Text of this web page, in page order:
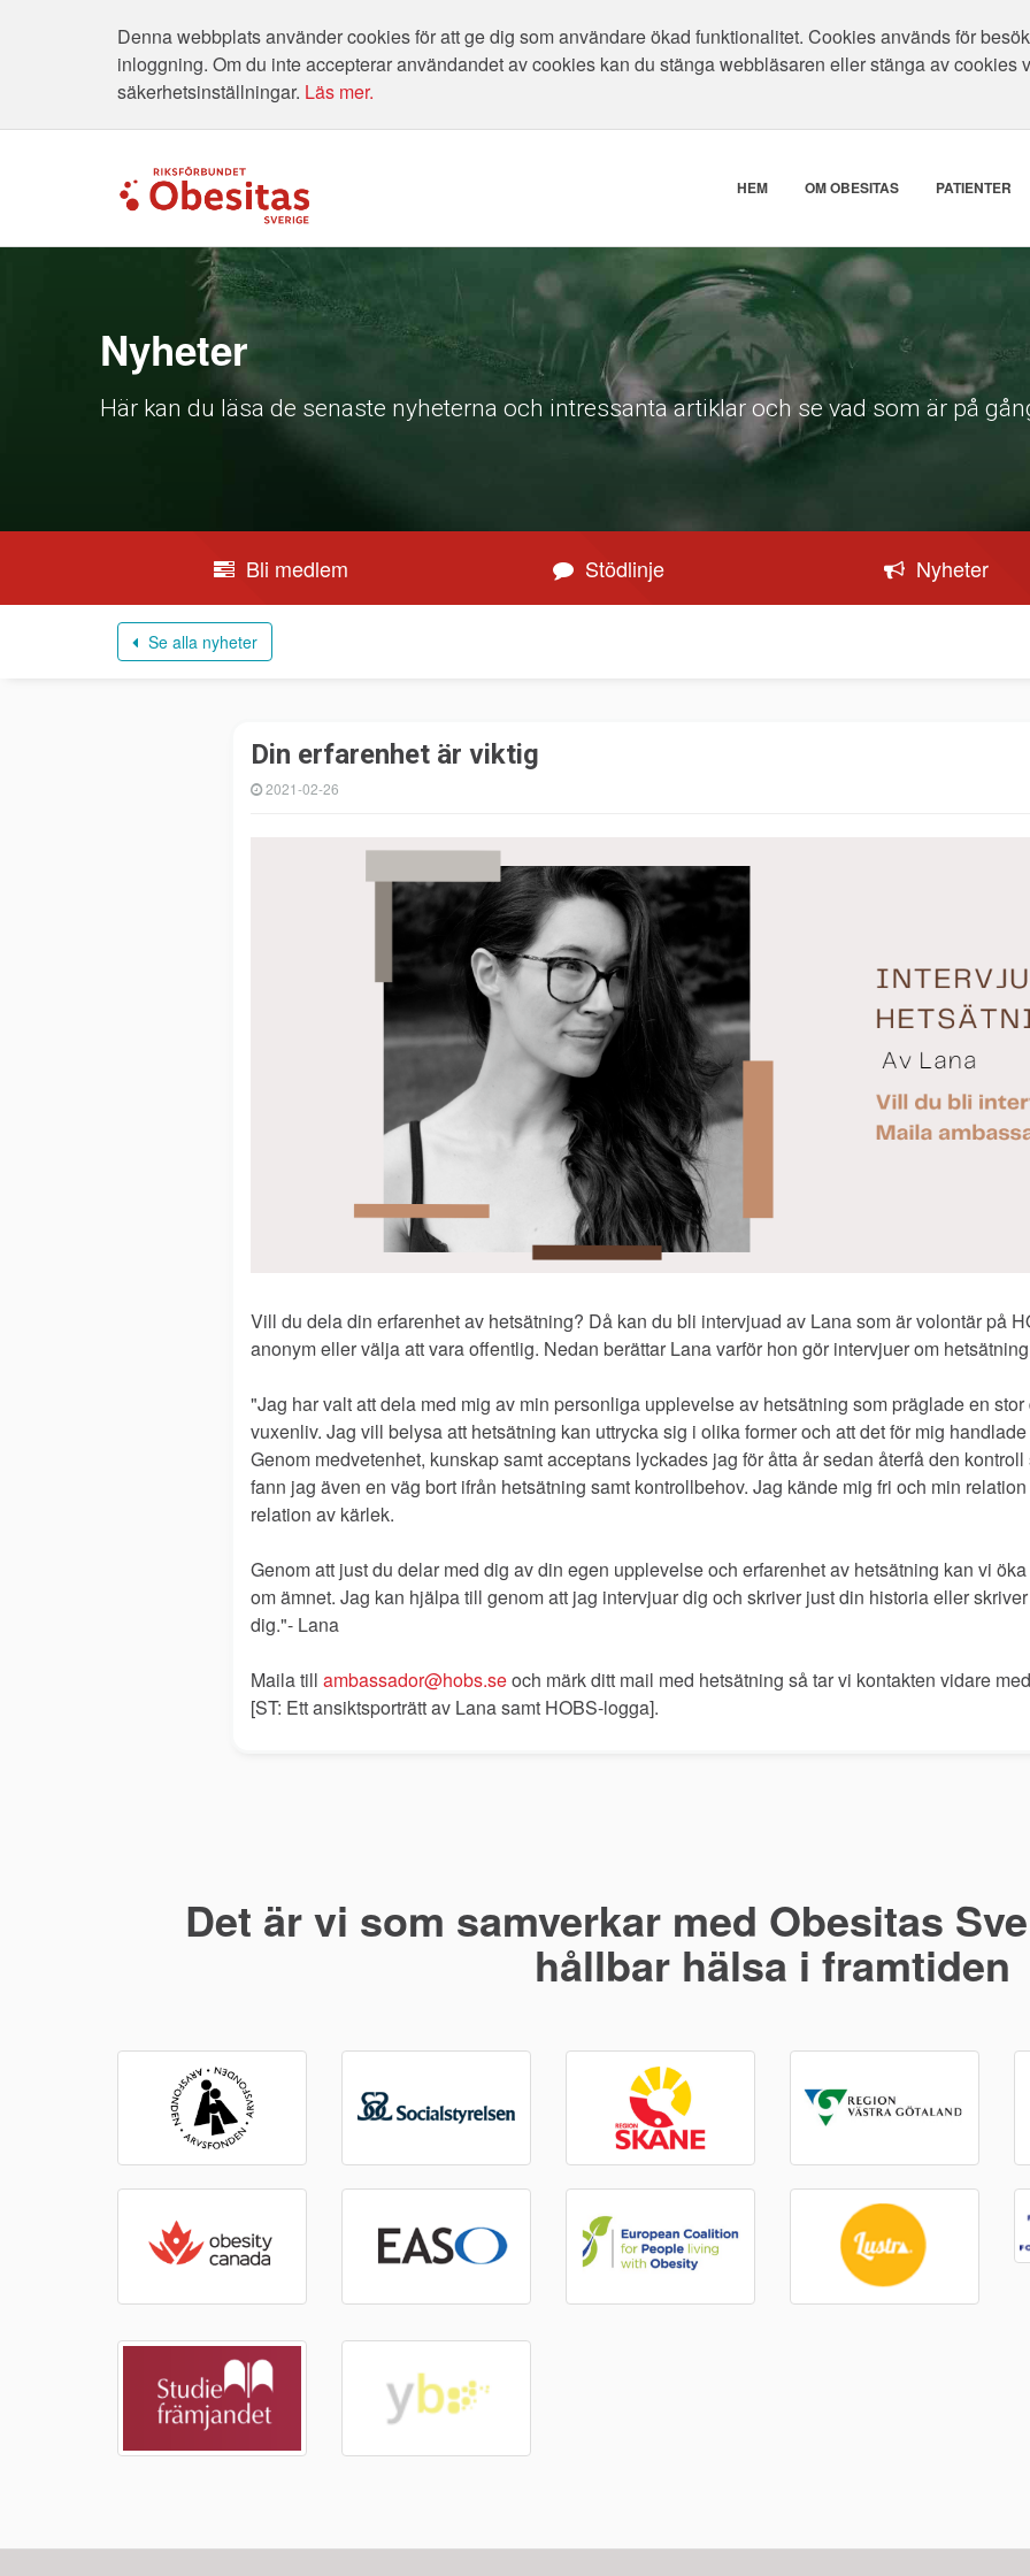
Denna webbplats använder cookies för att ge dig som användare ökad funktionalitet. Cookies används för
inloggning. Om du inte accepterar användandet av cookies kan du stänga webbläsaren eller stänga av cookies
säkerhetsinställningar. Läs mer.
HEM OM OBESITAS PATIENTER
Nyheter
Här kan du läsa de senaste nyheterna och intressanta artiklar och se vad som är på
Bli medlem Stödlinje Nyheter
Se alla nyheter
Din erfarenhet är viktig
2021-02-26
Vill du dela din erfarenhet av hetsätning? Då kan du bli intervjuad av Lana som är volontär på
anonym eller välja att vara offentlig. Nedan berättar Lana varför hon gör intervjuer om
"Jag har valt att dela med mig av min personliga upplevelse av hetsätning som präglade en
vuxenliv. Jag vill belysa att hetsätning kan uttrycka sig i olika former och att det för mig
Genom medvetenhet, kunskap samt acceptans lyckades jag för åtta år sedan återfå den
fann jag även en väg bort ifrån hetsätning samt kontrollbehov. Jag kände mig fri och min
relation av kärlek.
Genom att just du delar med dig av din egen upplevelse och erfarenhet av hetsätning kan vi
om ämnet. Jag kan hjälpa till genom att jag intervjuar dig och skriver just din historia eller
dig."- Lana
Maila till ambassador@hobs.seoch märk ditt mail med hetsätning så tar vi kontakten vidare
[ST: Ett ansiktsporträtt av Lana samt HOBS-logga].
Det är vi som samverkar med Obesitas
hållbar hälsa i framtiden